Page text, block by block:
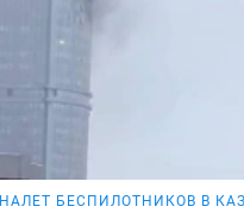
НАЛЕТ БЕСПИЛОТНИКОВ В